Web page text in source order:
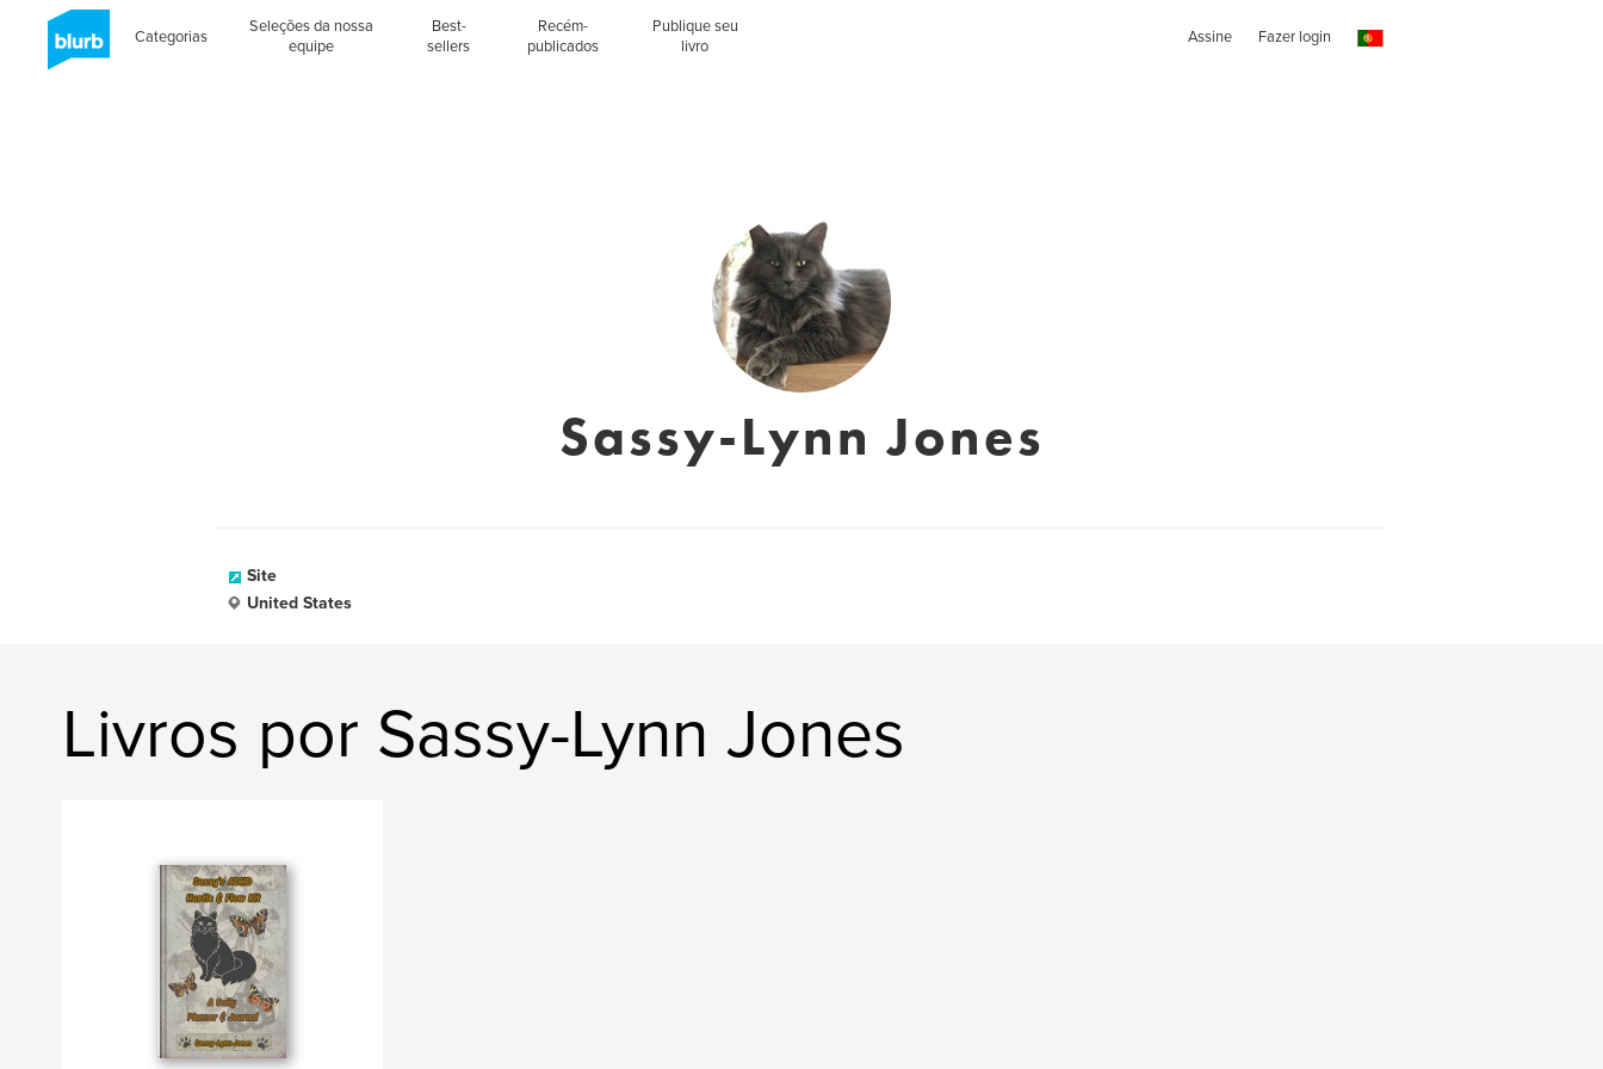
Categorias
Seleções da nossa
equipe
Best-
sellers
Recém-
publicados
Publique seu
livro
Assine Fazer login
Sassy-Lynn Jones
Site
United States
Livros por Sassy-Lynn Jones